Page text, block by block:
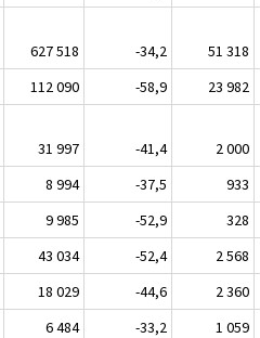
627 518 -34,2 51 318
112 090 -58,9 23 982
31 997 -41,4 2 000
8 994 -37,5 933
9 985 -52,9 328
43 034 -52,4 2 568
18 029 -44,6 2 360
6 484 -33,2 1 059